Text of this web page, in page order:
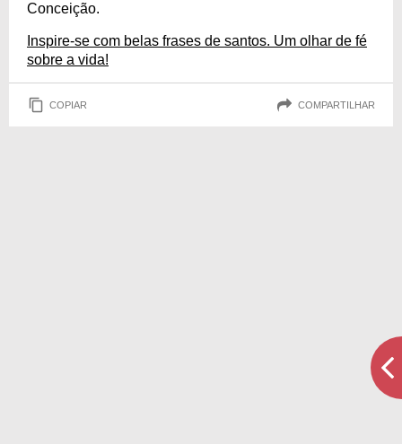
Conceição.
Inspire-se com belas frases de santos. Um olhar de fé
sobre a vida!
COPIAR COMPARTILHAR